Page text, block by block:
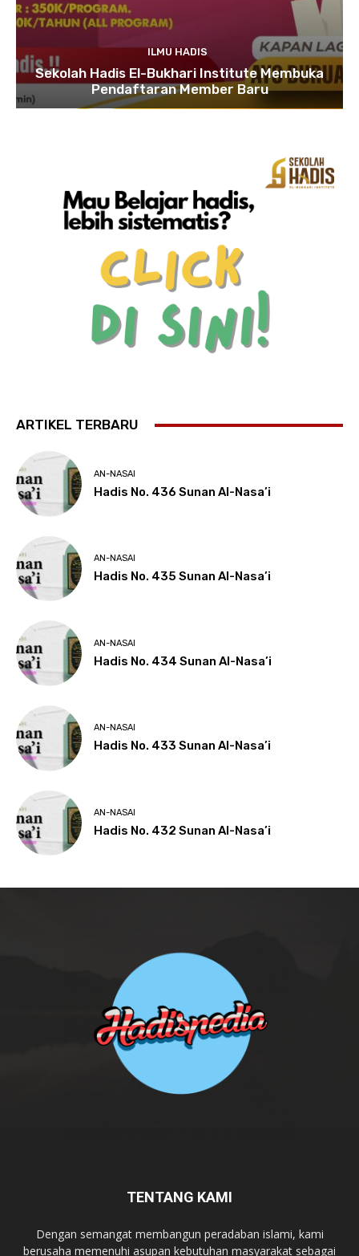
ILMU HADIS
Sekolah Hadis El-Bukhari Institute Membuka
Pendaftaran Member Baru
ARTIKEL TERBARU
AN-NASAI
Hadis No. 436 Sunan Al-Nasa’i
AN-NASAI
Hadis No. 435 Sunan Al-Nasa’i
AN-NASAI
Hadis No. 434 Sunan Al-Nasa’i
AN-NASAI
Hadis No. 433 Sunan Al-Nasa’i
AN-NASAI
Hadis No. 432 Sunan Al-Nasa’i
TENTANG KAMI
Dengan semangat membangun peradaban islami, kami
berusaha memenuhi asupan kebutuhan masyarakat sebagai